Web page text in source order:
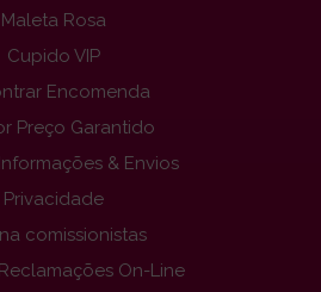
Maleta Rosa
Cupido VIP
Encomenda
Preço Garantido
& Envios
Privacidade
comissionistas
On-Line